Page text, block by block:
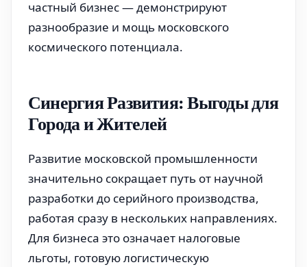
частный бизнес — демонстрируют
разнообразие и мощь московского
космического потенциала.
Синергия Развития: Выгоды для
Города и Жителей
Развитие московской промышленности
значительно сокращает путь от научной
разработки до серийного производства,
работая сразу в нескольких направлениях.
Для бизнеса это означает налоговые
льготы, готовую логистическую